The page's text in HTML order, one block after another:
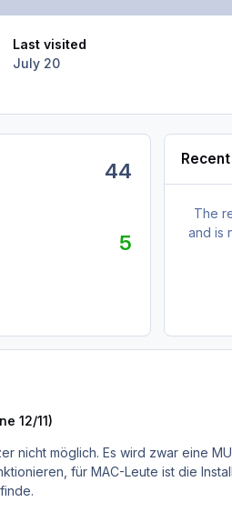
Last visited
July 20
44
5
The
and is
12/11)
nicht möglich. Es wird zwar eine
für MAC-Leute ist die